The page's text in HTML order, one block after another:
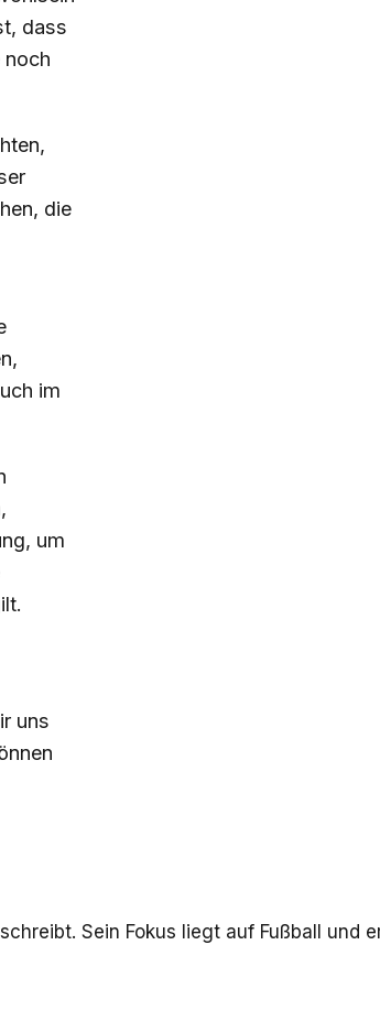
dass
noch
die
im
um
uns
Sein Fokus liegt auf Fußball und